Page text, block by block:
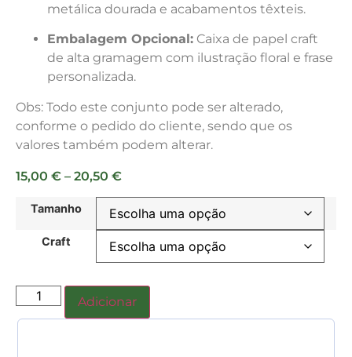
metálica dourada e acabamentos têxteis.
Embalagem Opcional: Caixa de papel craft
de alta gramagem com ilustração floral e frase
personalizada.
Obs: Todo este conjunto pode ser alterado,
conforme o pedido do cliente, sendo que os
valores também podem alterar.
15,00 € – 20,50 €
Tamanho
Craft
Adicionar